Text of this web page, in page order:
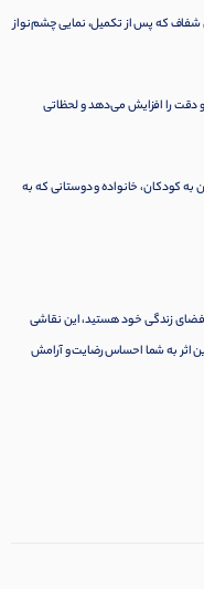
شفاف که پس از تکمیل، نمایی چشم‌نواز
دقت را افزایش می‌دهد و لحظاتی
به کودکان، خانواده و دوستانی که به
فضای زندگی خود هستید، این نقاشی
اثر به شما احساس رضایت و آرامش